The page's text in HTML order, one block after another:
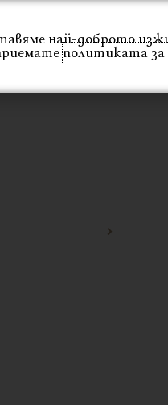
Екстериор
най-доброто
политиката